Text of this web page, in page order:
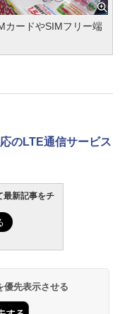
カードやSIMフリー端
のLTE通信サービス
最新記事をチ
優先表示させる